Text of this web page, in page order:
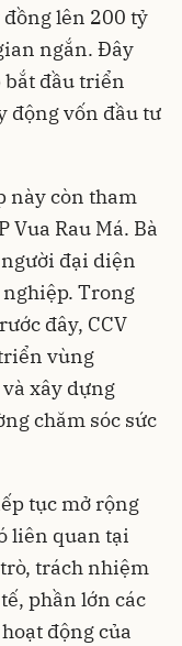
lên 200 tỷ
ngắn. Đây
đầu triển
động vốn đầu tư
này còn tham
Vua Rau Má. Bà
đại diện
nghiệp. Trong
đây, CCV
vùng
xây dựng
chăm sóc sức
tục mở rộng
liên quan tại
trách nhiệm
phần lớn các
động của